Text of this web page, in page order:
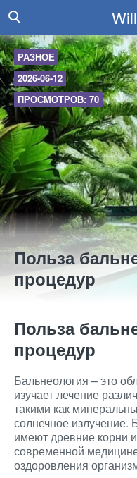
РАЗНОЕ
2026-06-12
ПРОСМОТРОВ: 70
Польза
процедур
Польза
процедур
Бальнеология – это
изучает лечение
такими как
солнечное излучение.
имеют древние корни
современной
оздоровления